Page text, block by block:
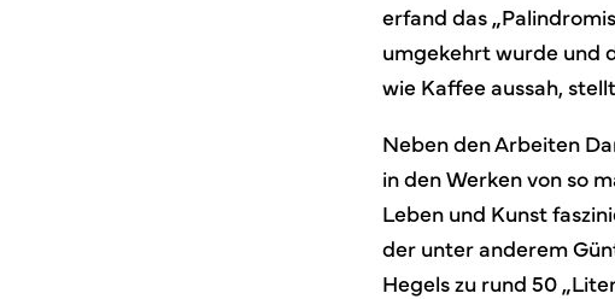
erfand das
umgekehrt wurde und
wie Kaffee aussah,
Neben den Arbeiten
in den Werken von so
Leben und Kunst
der unter anderem
Hegels zu rund 50